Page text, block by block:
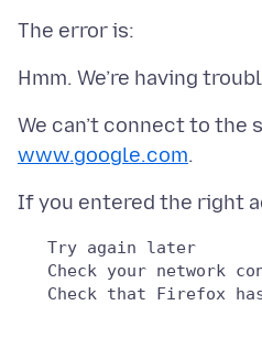
We can’t connect to the
www.google.com
   Try again later
Check your network